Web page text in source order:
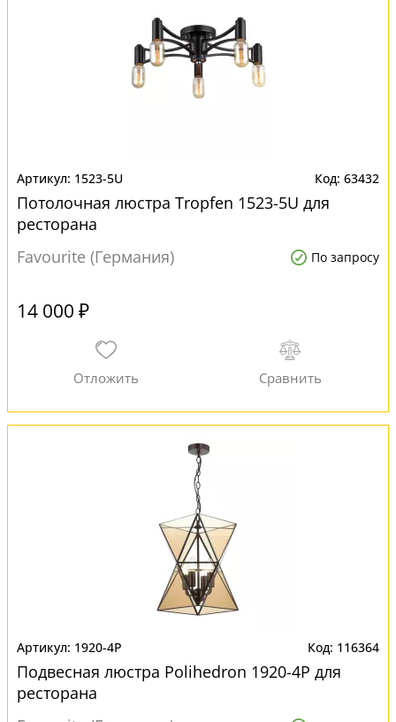
1523-5U 63432
Потолочная люстра Tropfen 1523-5U для
ресторана
Favourite (Германия)
По запросу
14 000 ₽
1920-4P 116364
Подвесная люстра Polihedron 1920-4P для
ресторана